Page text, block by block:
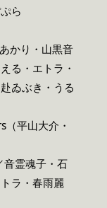
ら
かり・山黒音
る・エトラ・
ゐぶき・うる
平山大介・
霊魂子・石
ラ・春雨麗